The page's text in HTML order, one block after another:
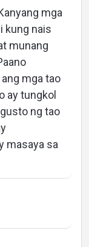
mga
kung nais
munang
mga tao
ay tungkol
ng tao
masaya sa